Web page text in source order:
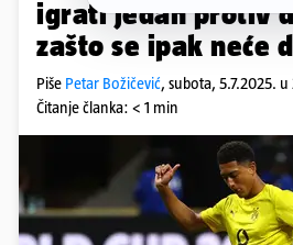
igrati jedan protiv
zašto se ipak neće
Piše Petar Božičević, subota, 5.7.2025.
Čitanje članka: < 1 min